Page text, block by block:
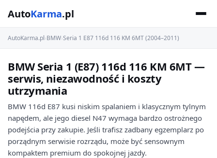
AutoKarma.pl
AutoKarma.pl›BMW›Seria 1 E87 116d 116 KM 6MT (2004–2011)
BMW Seria 1 (E87) 116d 116 KM 6MT —
serwis, niezawodność i koszty
utrzymania
BMW 116d E87 kusi niskim spalaniem i klasycznym tylnym
napędem, ale jego diesel N47 wymaga bardzo ostrożnego
podejścia przy zakupie. Jeśli trafisz zadbany egzemplarz po
porządnym serwisie rozrządu, może być sensownym
kompaktem premium do spokojnej jazdy.